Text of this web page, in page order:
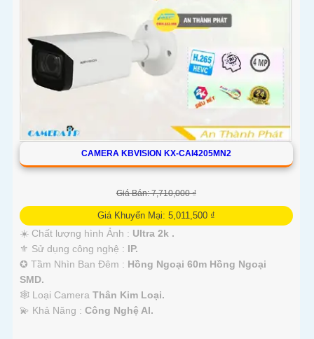
CAMERA KBVISION KX-CAI4205MN2
Giá Bán: 7,710,000 ₫
Giá Khuyến Mại: 5,011,500 ₫
☀️ Chất lượng hình Ảnh : Ultra 2k .
⚜️ Sử dụng công nghệ : IP.
✪ Tầm Nhìn Ban Đêm : Hồng Ngoại 60m Hồng Ngoại
SMD.
🕸️ Loại Camera Thân Kim Loại.
️💫 Khả Năng : Công Nghệ AI.